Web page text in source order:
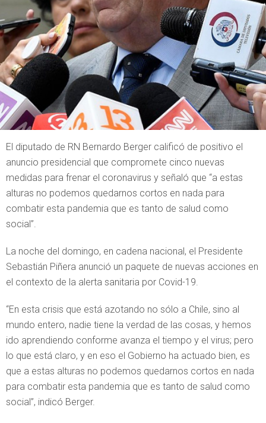
El diputado de RN Bernardo Berger calificó de positivo el
anuncio presidencial que compromete cinco nuevas
medidas para frenar el coronavirus y señaló que “a estas
alturas no podemos quedarnos cortos en nada para
combatir esta pandemia que es tanto de salud como
social”.
La noche del domingo, en cadena nacional, el Presidente
Sebastián Piñera anunció un paquete de nuevas acciones en
el contexto de la alerta sanitaria por Covid-19.
“En esta crisis que está azotando no sólo a Chile, sino al
mundo entero, nadie tiene la verdad de las cosas, y hemos
ido aprendiendo conforme avanza el tiempo y el virus; pero
lo que está claro, y en eso el Gobierno ha actuado bien, es
que a estas alturas no podemos quedarnos cortos en nada
para combatir esta pandemia que es tanto de salud como
social”, indicó Berger.